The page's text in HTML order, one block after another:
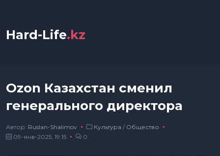
Hard-Life.kz
Ozon Казахстан сменил
генерального директора
Автор: Ruslan-Shalimov Культура / Общество
09-янв-2025, 19:15
0